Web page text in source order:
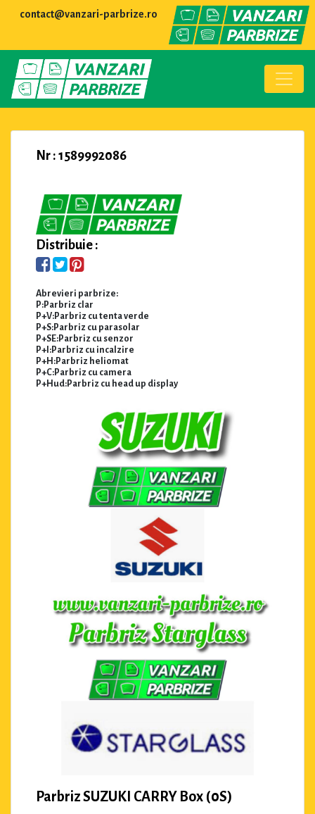
contact@vanzari-parbrize.ro
Nr : 1589992086
Distribuie :
Abrevieri parbrize:
P:Parbriz clar
P+V:Parbriz cu tenta verde
P+S:Parbriz cu parasolar
P+SE:Parbriz cu senzor
P+I:Parbriz cu incalzire
P+H:Parbriz heliomat
P+C:Parbriz cu camera
P+Hud:Parbriz cu head up display
Parbriz SUZUKI CARRY Box (0S)